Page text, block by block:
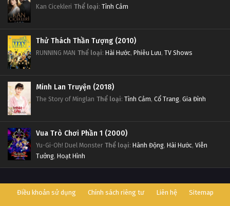
Kan Cicekleri Thể loại: Tình Cảm
Thử Thách Thần Tượng (2010)
RUNNING MAN Thể loại: Hài Hước, Phiêu Lưu, TV Shows
Minh Lan Truyện (2018)
The Story of Minglan Thể loại: Tình Cảm, Cổ Trang, Gia Đình
Vua Trò Chơi Phần 1 (2000)
Yu-Gi-Oh! Duel Monster Thể loại: Hành Động, Hài Hước, Viễn
Tưởng, Hoạt Hình
Điều khoản sử dụng Chính sách riêng tư Liên hệ Sitemap